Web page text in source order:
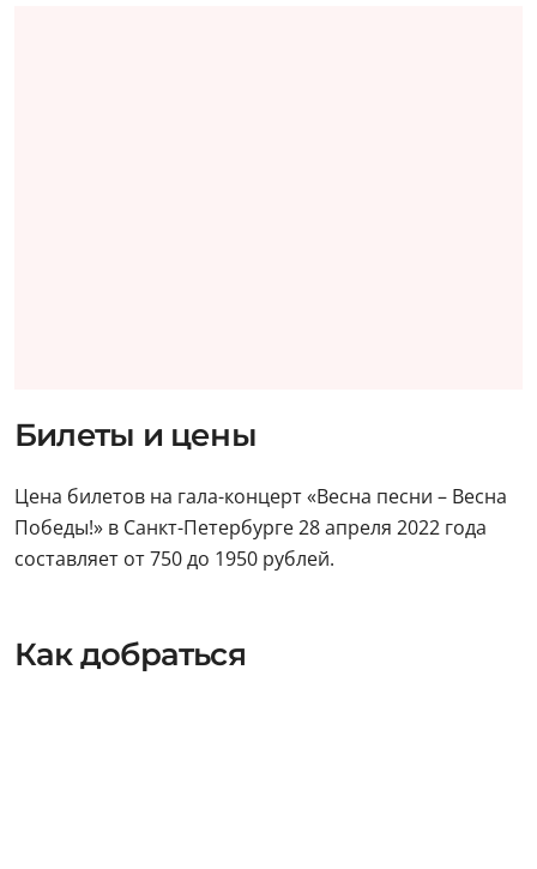
Билеты и цены
Цена билетов на гала-концерт «Весна песни – Весна
Победы!» в Санкт-Петербурге 28 апреля 2022 года
составляет от 750 до 1950 рублей.
Как добраться